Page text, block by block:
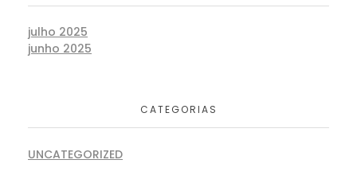
julho 2025
junho 2025
CATEGORIAS
UNCATEGORIZED